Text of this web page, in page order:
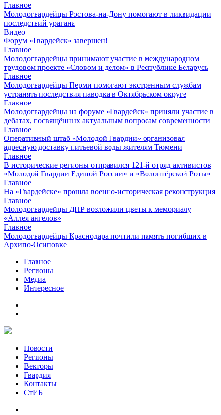
Главное
Молодогвардейцы Ростова-на-Дону помогают в ликвидации
последствий урагана
Видео
Форум «Гвардейск» завершен!
Главное
Молодогвардейцы принимают участие в международном
трудовом проекте «Словом и делом» в Республике Беларусь
Главное
Молодогвардейцы Перми помогают экстренным службам
устранять последствия паводка в Октябрьском округе
Главное
Молодогвардейцы на форуме «Гвардейск» приняли участие в
дебатах, посвящённых актуальным вопросам современности
Главное
Оперативный штаб «Молодой Гвардии» организовал
адресную доставку питьевой воды жителям Тюмени
Главное
В исторические регионы отправился 121-й отряд активистов
«Молодой Гвардии Единой России» и «Волонтёрской Роты»
Главное
На «Гвардейске» прошла военно-историческая реконструкция
Главное
Молодогвардейцы ДНР возложили цветы к мемориалу
«Аллея ангелов»
Главное
Молодогвардейцы Краснодара почтили память погибших в
Архипо-Осиповке
Главное
Регионы
Медиа
Интересное
Новости
Регионы
Векторы
Гвардия
Контакты
СтИБ